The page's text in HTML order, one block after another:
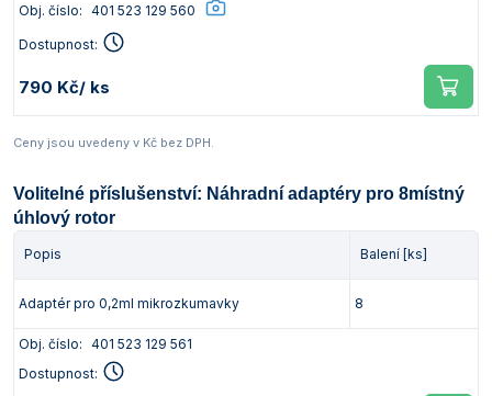
Obj. číslo: 401 523 129 560
Dostupnost:
790 Kč/ ks
Ceny jsou uvedeny v Kč bez DPH.
Volitelné příslušenství: Náhradní adaptéry pro 8místný
úhlový rotor
Popis Balení [ks]
Adaptér pro 0,2ml mikrozkumavky 8
Obj. číslo: 401 523 129 561
Dostupnost: